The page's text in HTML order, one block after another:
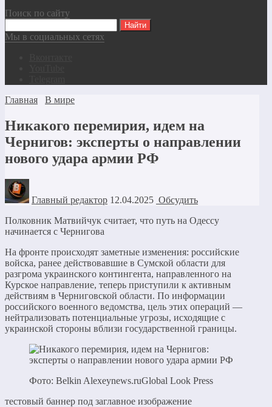
Поиск по сайту
Мы в социальных сетях
Главная
В мире
Никакого перемирия, идем на
Чернигов: эксперты о направлении
нового удара армии РФ
Главный редактор 12.04.2025 Обсудить
Полковник Матвийчук считает, что путь на Одессу
начинается с Чернигова
На фронте происходят заметные изменения: российские
войска, ранее действовавшие в Сумской области для
разгрома украинского контингента, направленного на
Курское направление, теперь приступили к активным
действиям в Черниговской области. По информации
российского военного ведомства, цель этих операций —
нейтрализовать потенциальные угрозы, исходящие с
украинской стороны вблизи государственной границы.
Фото: Belkin Alexeynews.ruGlobal Look Press
тестовый баннер под заглавное изображение